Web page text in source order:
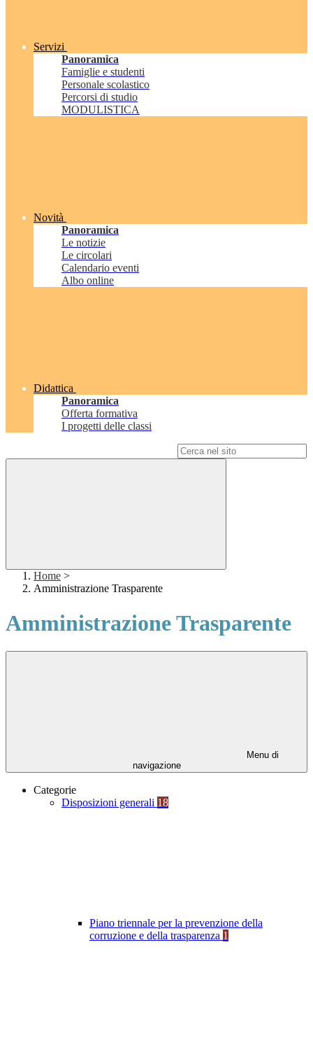
Servizi
Panoramica
Famiglie e studenti
Personale scolastico
Percorsi di studio
MODULISTICA
Novità
Panoramica
Le notizie
Le circolari
Calendario eventi
Albo online
Didattica
Panoramica
Offerta formativa
I progetti delle classi
Home >
Amministrazione Trasparente
Amministrazione Trasparente
Menu di
navigazione
Categorie
Disposizioni generali 18
Piano triennale per la prevenzione della
corruzione e della trasparenza 1